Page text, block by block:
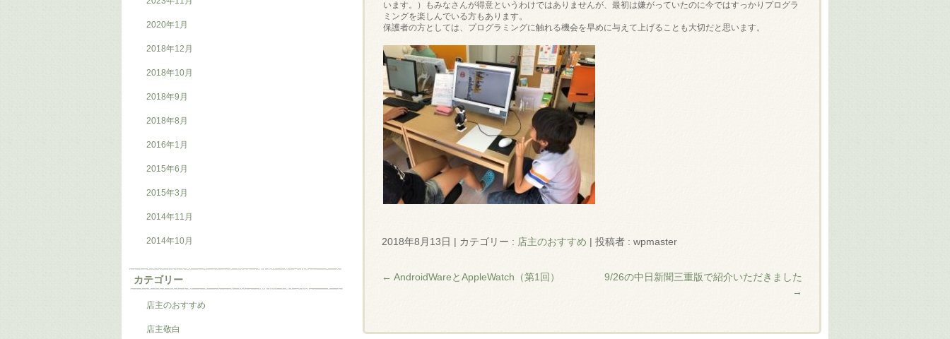
います。）もみなさんが得意というわけではありませんが、最初は嫌がっていたのに今ではすっかりプログラ
ミングを楽しんでいる方もあります。
保護者の方としては、プログラミングに触れる機会を早めに与えて上げることも大切だと思います。
2018年8月13日 | カテゴリー : 店主のおすすめ |投稿者 : wpmaster
← AndroidWareとAppleWatch（第1回）
9/26の中日新聞三重版で紹介いただきました
→
2020年1月
2018年12月
2018年10月
2018年9月
2018年8月
2016年1月
2015年6月
2015年3月
2014年11月
2014年10月
カテゴリー
店主のおすすめ
店主敬白